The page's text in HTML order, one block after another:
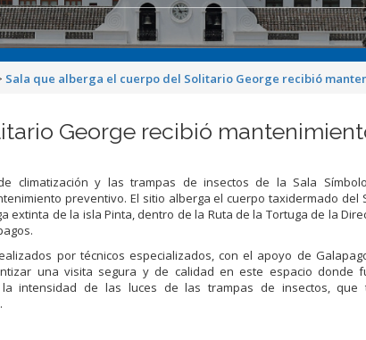
Sala que alberga el cuerpo del Solitario George recibió
George recibió
climatización y las trampas de insectos de la Sala
preventivo. El sitio alberga el cuerpo taxidermado del
extinta de la isla Pinta, dentro de la Ruta de la Tortuga de la
por técnicos especializados, con el apoyo de
una visita segura y de calidad en este espacio donde
intensidad de las luces de las trampas de insectos, que